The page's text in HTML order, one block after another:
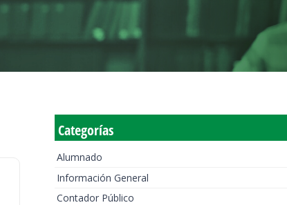
Categorías
Alumnado
Información General
Contador Público